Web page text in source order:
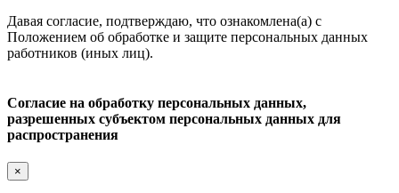
Давая согласие, подтверждаю, что ознакомлена(а) с
Положением об обработке и защите персональных данных
работников (иных лиц).
Согласие на обработку персональных данных,
разрешенных субъектом персональных данных для
распространения
×